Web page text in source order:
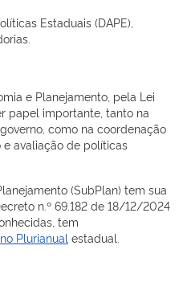
Estaduais (DAPE),
e Planejamento, pela Lei
papel importante, tanto na
como na coordenação
avaliação de políticas
(SubPlan) tem sua
n.º 69.182 de 18/12/2024
tem
Plurianual​​ estadual.​